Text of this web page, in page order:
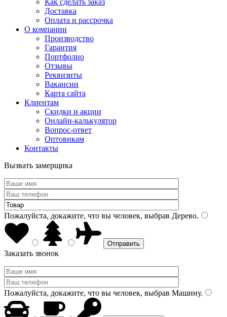
Как сделать заказ
Доставка
Оплата и рассрочка
О компании
Производство
Гарантия
Портфолио
Отзывы
Реквизиты
Вакансии
Карта сайта
Клиентам
Скидки и акции
Онлайн-калькулятор
Вопрос-ответ
Оптовикам
Контакты
Вызвать замерщика
Пожалуйста, докажите, что вы человек, выбрав Дерево.
Заказать звонок
Пожалуйста, докажите, что вы человек, выбрав Машину.